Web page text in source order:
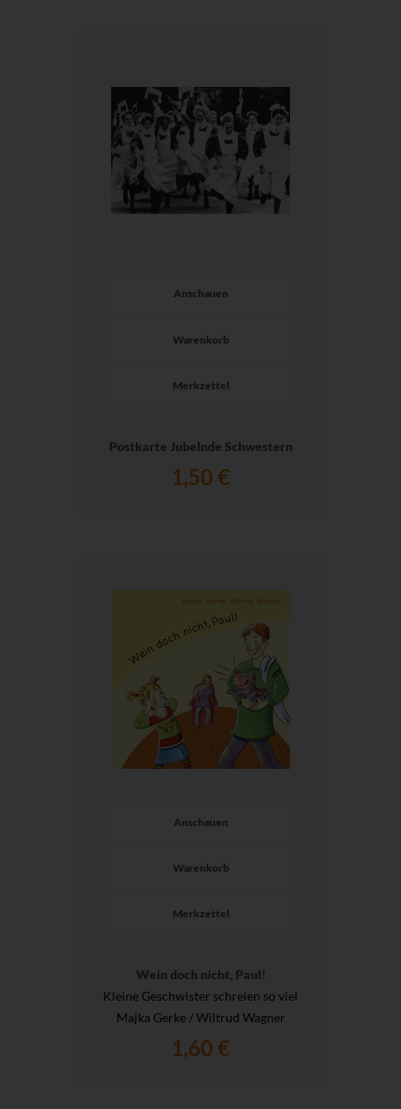
Anschauen
Warenkorb
Merkzettel
Postkarte Jubelnde Schwestern
1,50 €
Anschauen
Warenkorb
Merkzettel
Wein doch nicht, Paul!
Kleine Geschwister schreien so viel
Majka Gerke / Wiltrud Wagner
1,60 €